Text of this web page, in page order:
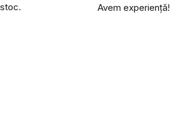
stoc.
Avem experiență!